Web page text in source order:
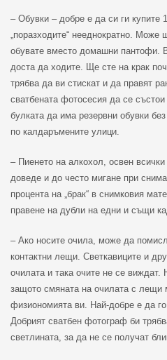
– Обувки – добре е да си ги купите
„поразходите“ нееднократно. Може
обувате вместо домашни пантофи.
доста да ходите. Ще сте на крак
трябва да ви стискат и да правят
сватбената фотосесия да се
булката да има резервни обувки
по калдаръмените улици.
– Пиенето на алкохол, освен
доведе и до често мигане при
процента на „брак“ в снимковия
правене на дубли на едни и същи
– Ако носите очила, може да
контактни лещи. Светкавиците и
очилата и така очите не се
защото смяната на очилата с лещи
физиономията ви. Най-добре е да
Добрият сватбен фотограф би
светлината, за да не се получат